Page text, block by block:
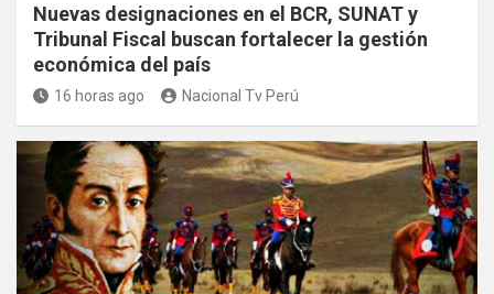
Nuevas designaciones en el BCR, SUNAT y
Tribunal Fiscal buscan fortalecer la gestión
económica del país
16 horas ago Nacional Tv Perú